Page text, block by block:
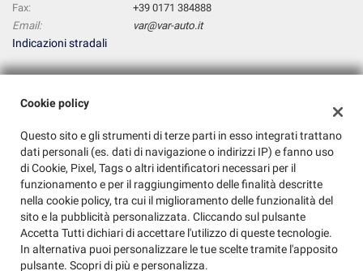
Fax:
+39 0171 384888
Email:
var@var-auto.it
Indicazioni stradali
Dati fiscali:
Via Mondovi, 56, Beinette (CN)
C.F/P.IVA:03273990048
Registro delle imprese:CN
Cookie policy
Questo sito e gli strumenti di terze parti in esso integrati trattano
dati personali (es. dati di navigazione o indirizzi IP) e fanno uso
di Cookie, Pixel, Tags o altri identificatori necessari per il
funzionamento e per il raggiungimento delle finalità descritte
nella cookie policy, tra cui il miglioramento delle funzionalità del
sito e la pubblicità personalizzata. Cliccando sul pulsante
Accetta Tutti dichiari di accettare l'utilizzo di queste tecnologie.
In alternativa puoi personalizzare le tue scelte tramite l'apposito
pulsante. Scopri di più e personalizza.